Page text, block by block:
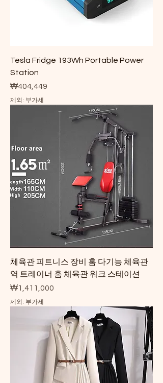
Tesla Fridge 193Wh Portable Power
Station
가격
₩404,449
제외: 부가세
체육관 피트니스 장비 홈 다기능 체육관
역 트레이너 홈 체육관 워크 스테이션
가격
₩1,411,000
제외: 부가세